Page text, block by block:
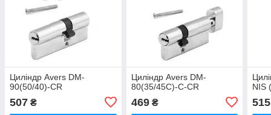
Циліндр Avers DM-
90(50/40)-CR
507 ₴
Циліндр Avers DM-
80(35/45C)-C-CR
469₴
NIS
515